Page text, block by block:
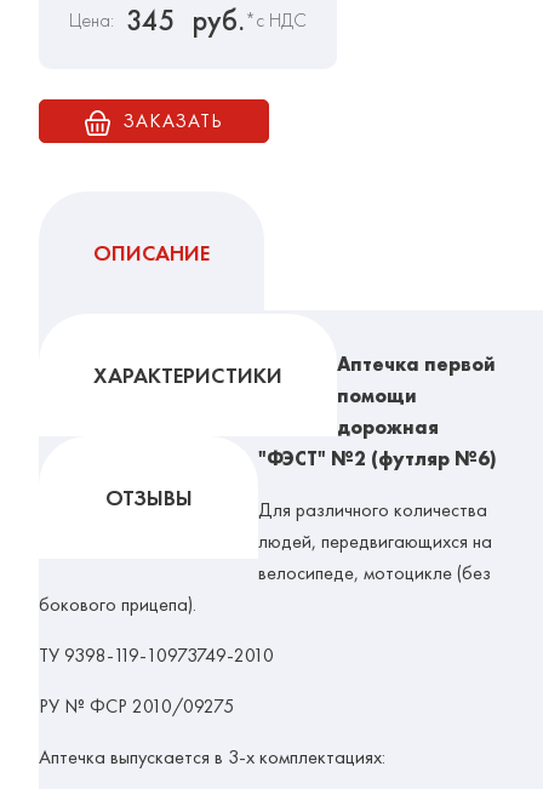
Цена: 345 руб.*с НДС
ЗАКАЗАТЬ
ОПИСАНИЕ
ХАРАКТЕРИСТИКИ
ОТЗЫВЫ
Аптечка первой
помощи
дорожная
"ФЭСТ" №2 (футляр №6)
Для различного количества
людей, передвигающихся на
велосипеде, мотоцикле (без
бокового прицепа).
ТУ 9398-119-10973749-2010
РУ № ФСР 2010/09275
Аптечка выпускается в 3-х комплектациях: